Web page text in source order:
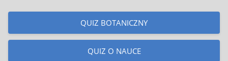
QUIZ BOTANICZNY
QUIZ O NAUCE